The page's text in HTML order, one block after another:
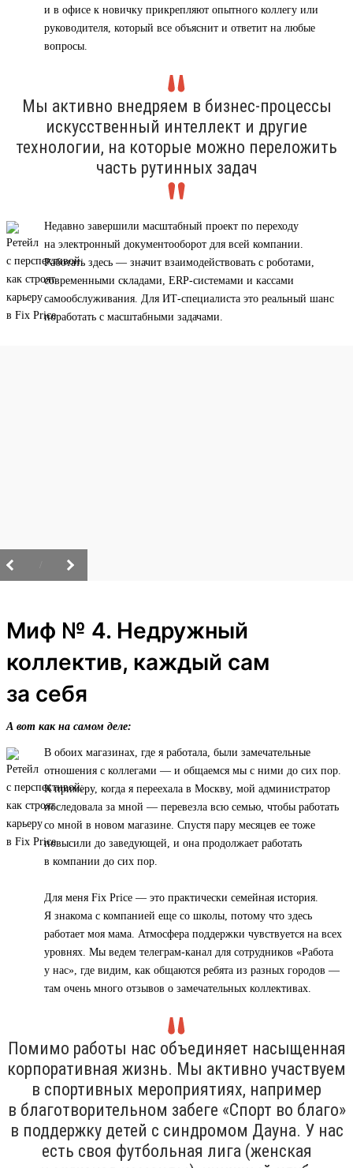
и в офисе к новичку прикрепляют опытного коллегу или
руководителя, который все объяснит и ответит на любые
вопросы.
Мы активно внедряем в бизнес-процессы
искусственный интеллект и другие
технологии, на которые можно переложить
часть рутинных задач
Недавно завершили масштабный проект по переходу
на электронный документооборот для всей компании.
Работать здесь — значит взаимодействовать с роботами,
современными складами, ERP-системами и кассами
самообслуживания. Для ИТ-специалиста это реальный шанс
поработать с масштабными задачами.
Миф № 4. Недружный
коллектив, каждый сам
за себя
А вот как на самом деле:
В обоих магазинах, где я работала, были замечательные
отношения с коллегами — и общаемся мы с ними до сих пор.
К примеру, когда я переехала в Москву, мой администратор
последовала за мной — перевезла всю семью, чтобы работать
со мной в новом магазине. Спустя пару месяцев ее тоже
повысили до заведующей, и она продолжает работать
в компании до сих пор.
Для меня Fix Price — это практически семейная история.
Я знакома с компанией еще со школы, потому что здесь
работает моя мама. Атмосфера поддержки чувствуется на всех
уровнях. Мы ведем телеграм-канал для сотрудников «Работа
у нас», где видим, как общаются ребята из разных городов —
там очень много отзывов о замечательных коллективах.
Помимо работы нас объединяет насыщенная
корпоративная жизнь. Мы активно участвуем
в спортивных мероприятиях, например
в благотворительном забеге «Спорт во благо»
в поддержку детей с синдромом Дауна. У нас
есть своя футбольная лига (женская